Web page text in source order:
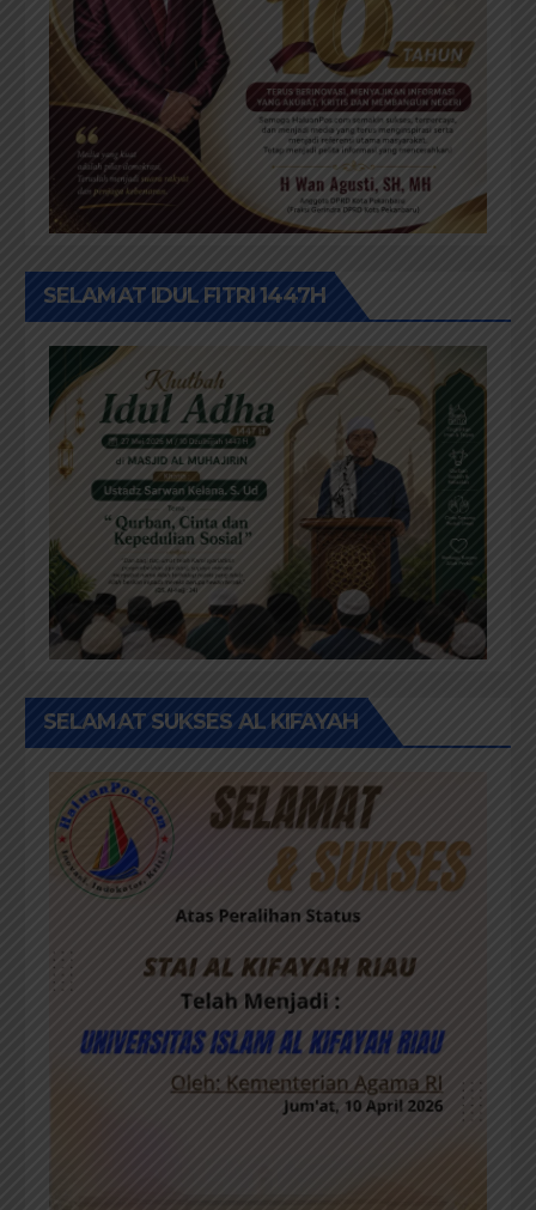
SELAMAT IDUL FITRI 1447H
SELAMAT SUKSES AL KIFAYAH